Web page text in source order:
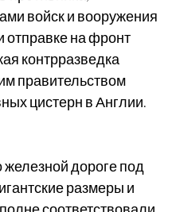
войск и вооружения
отправке на фронт
контрразведка
правительством
цистерн в Англии.
железной дороге под
размеры и